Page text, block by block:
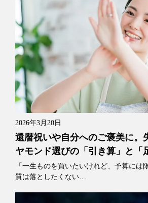
2026年3月20日
還暦祝いや自分へのご褒美に。
ヤモンド選びの「引き算」と「
「一生ものを買いたいけれど、予算には
質は落としたくない…